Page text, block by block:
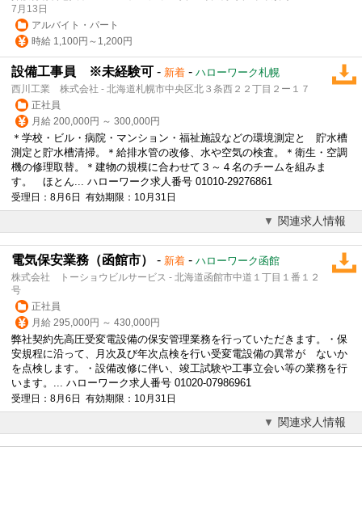
7月13日
アルバイト・パート
時給 1,100円～1,200円
設備工事員 ※未経験可 - 新着 - ハローワーク札幌
西川工業 株式会社 - 北海道札幌市中央区北３条西２２丁目２ー１７
正社員
月給 200,000円 ～ 300,000円
＊学校・ビル・病院・マンション・福祉施設などの環境測定と 貯水槽
測定と貯水槽清掃。＊給排水管の改修、水や空気の検査。＊衛生・空調
機の修理取替。＊建物の規模に合わせて３～４名のチームを組みま
す。 ほとん... ハローワーク求人番号 01010-29276861
受理日：8月6日 有効期限：10月31日
関連求人情報
電気保安業務（函館市） - 新着 - ハローワーク函館
株式会社 トーショウビルサービス - 北海道函館市中道１丁目１番１２
号
正社員
月給 295,000円 ～ 430,000円
弊社契約先高圧受変電設備の保安管理業務を行っていただきます。・保
安規程に沿って、月次及び年次点検を行い受変電設備の異常が ないか
を点検します。・設備改修に伴い、竣工試験や工事立会い等の業務を行
います。... ハローワーク求人番号 01020-07986961
受理日：8月6日 有効期限：10月31日
関連求人情報